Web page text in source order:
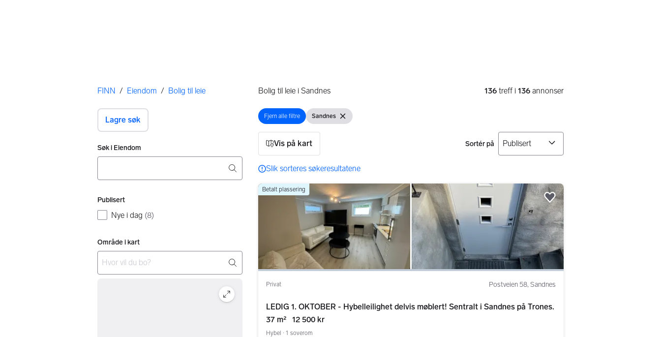
Her er du
FINN / Eiendom / Bolig til leie
Lagre søk
Filtre
Søk i Eiendom
Publisert
Nye i dag (8)
Område i kart
Bolig til leie i Sandnes 136 treff i 136 annonser
Åpne filter
Fjern alle filtre Vis filter
Sandnes Fjern filter
Vis på kart Sortér på
136 resultater
Slik sorteres søkeresultatene
Privat
LEDIG 1. OKTOBER - Hybelleilighet delvis møblert! Sentralt i Sandnes på Trones.
Postveien 58, Sandnes
37 m² 12 500 kr
Hybel ∙ 1 soverom
Betalt plassering
Legg til som favoritt.